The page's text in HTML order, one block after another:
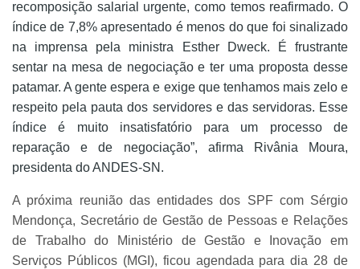
recomposição salarial urgente, como temos reafirmado. O
índice de 7,8% apresentado é menos do que foi sinalizado
na imprensa pela ministra Esther Dweck. É frustrante
sentar na mesa de negociação e ter uma proposta desse
patamar. A gente espera e exige que tenhamos mais zelo e
respeito pela pauta dos servidores e das servidoras. Esse
índice é muito insatisfatório para um processo de
reparação e de negociação”, afirma Rivânia Moura,
presidenta do ANDES-SN.
A próxima reunião das entidades dos SPF com Sérgio
Mendonça, Secretário de Gestão de Pessoas e Relações
de Trabalho do Ministério de Gestão e Inovação em
Serviços Públicos (MGI), ficou agendada para dia 28 de